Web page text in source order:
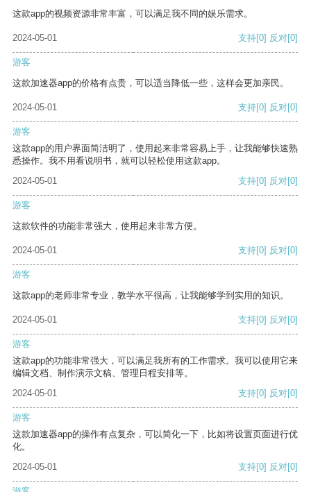
这款app的视频资源非常丰富，可以满足我不同的娱乐需求。
2024-05-01 支持[0] 反对[0]
游客
这款加速器app的价格有点贵，可以适当降低一些，这样会更加亲民。
2024-05-01 支持[0] 反对[0]
游客
这款app的用户界面简洁明了，使用起来非常容易上手，让我能够快速熟
悉操作。我不用看说明书，就可以轻松使用这款app。
2024-05-01
支持[0] 反对[0]
游客
这款软件的功能非常强大，使用起来非常方便。
2024-05-01 支持[0] 反对[0]
游客
这款app的老师非常专业，教学水平很高，让我能够学到实用的知识。
2024-05-01 支持[0] 反对[0]
游客
这款app的功能非常强大，可以满足我所有的工作需求。我可以使用它来
编辑文档、制作演示文稿、管理日程安排等。
2024-05-01
支持[0] 反对[0]
游客
这款加速器app的操作有点复杂，可以简化一下，比如将设置页面进行优
化。
2024-05-01
支持[0] 反对[0]